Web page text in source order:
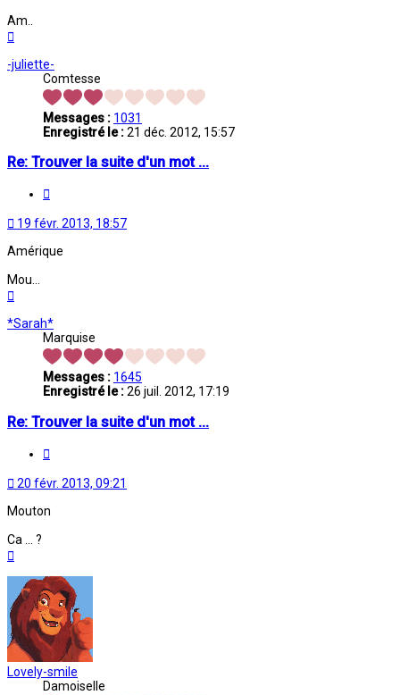
Am..
-juliette-
Comtesse
Messages : 1031
Enregistré le :21 déc. 2012, 15:57
Re: Trouver la suite d'un mot ...
19 févr. 2013, 18:57
Amérique
Mou...
*Sarah*
Marquise
Messages : 1645
Enregistré le :26 juil. 2012, 17:19
Re: Trouver la suite d'un mot ...
20 févr. 2013, 09:21
Mouton
Ca ... ?
Lovely-smile
Damoiselle